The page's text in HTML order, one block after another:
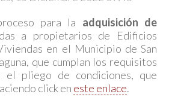
para la adquisición de
a propietarios de Edificios
en el Municipio de San
que cumplan los requisitos
el pliego de condiciones, que
click en este enlace.